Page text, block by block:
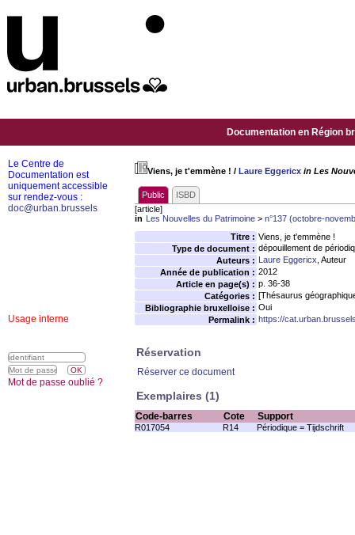
Documentation en Région
Viens, je t'emmène ! / Laure Eggericx in Les
Public
ISBD
[article]
in Les Nouvelles du Patrimoine > n°137 (octobre-
Titre : Viens, je t'emmène !
Type de document : dépouillement de
Auteurs : Laure Eggericx , Auteur
Année de publication : 2012
Article en page(s) : p. 36-38
Catégories : [Thésaurus
Bibliographie bruxelloise : Oui
Permalink : https://
Réservation
Réserver ce document
Exemplaires (1)
Code-barres Cote Support
R017054 R14 Périodique = Tijdschrift
Le Centre de
Documentation est
uniquement accessible
sur rendez-vous :
doc@urban.brussels
Usage interne
Mot de passe oublié ?